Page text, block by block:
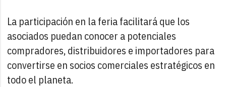
La participación en la feria facilitará que los
asociados puedan conocer a potenciales
compradores, distribuidores e importadores para
convertirse en socios comerciales estratégicos en
todo el planeta.